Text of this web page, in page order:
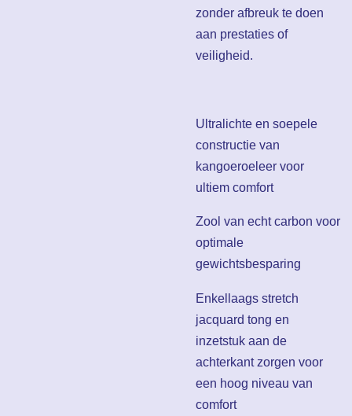
zonder afbreuk te doen
aan prestaties of
veiligheid.
Ultralichte en soepele
constructie van
kangoeroeleer voor
ultiem comfort
Zool van echt carbon voor
optimale
gewichtsbesparing
Enkellaags stretch
jacquard tong en
inzetstuk aan de
achterkant zorgen voor
een hoog niveau van
comfort